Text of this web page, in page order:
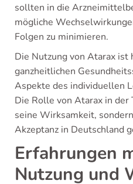
sollten in die
mögliche
Folgen zu minimieren.
Die Nutzung von Atarax ist
ganzheitlichen
Aspekte des individuellen
Die Rolle von Atarax in
seine Wirksamkeit,
Akzeptanz in Deutschland
Erfahrungen
Nutzung und